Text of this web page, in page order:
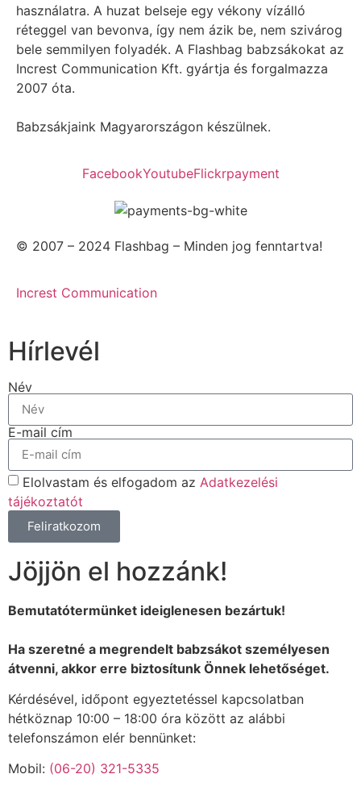
használatra. A huzat belseje egy vékony vízálló
réteggel van bevonva, így nem ázik be, nem szivárog
bele semmilyen folyadék. A Flashbag babzsákokat az
Increst Communication Kft. gyártja és forgalmazza
2007 óta.
Babzsákjaink Magyarországon készülnek.
FacebookYoutubeFlickrpayment
© 2007 – 2024 Flashbag – Minden jog fenntartva!
Increst Communication
Hírlevél
Név
E-mail cím
Elolvastam és elfogadom az Adatkezelési
tájékoztatót
Feliratkozom
Jöjjön el hozzánk!
Bemutatótermünket ideiglenesen bezártuk!
Ha szeretné a megrendelt babzsákot személyesen
átvenni, akkor erre biztosítunk Önnek lehetőséget.
Kérdésével, időpont egyeztetéssel kapcsolatban
hétköznap 10:00 – 18:00 óra között az alábbi
telefonszámon elér bennünket:
Mobil: (06-20) 321-5335